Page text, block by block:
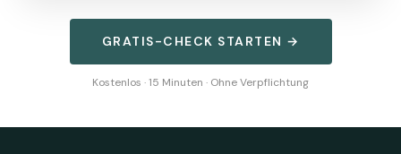
GRATIS-CHECK STARTEN →
Kostenlos · 15 Minuten · Ohne Verpflichtung